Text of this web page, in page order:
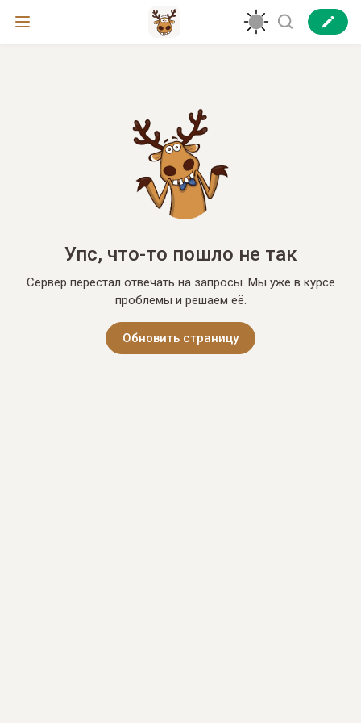
Упс, что-то пошло не так
Сервер перестал отвечать на запросы. Мы уже в курсе
проблемы и решаем её.
Обновить страницу